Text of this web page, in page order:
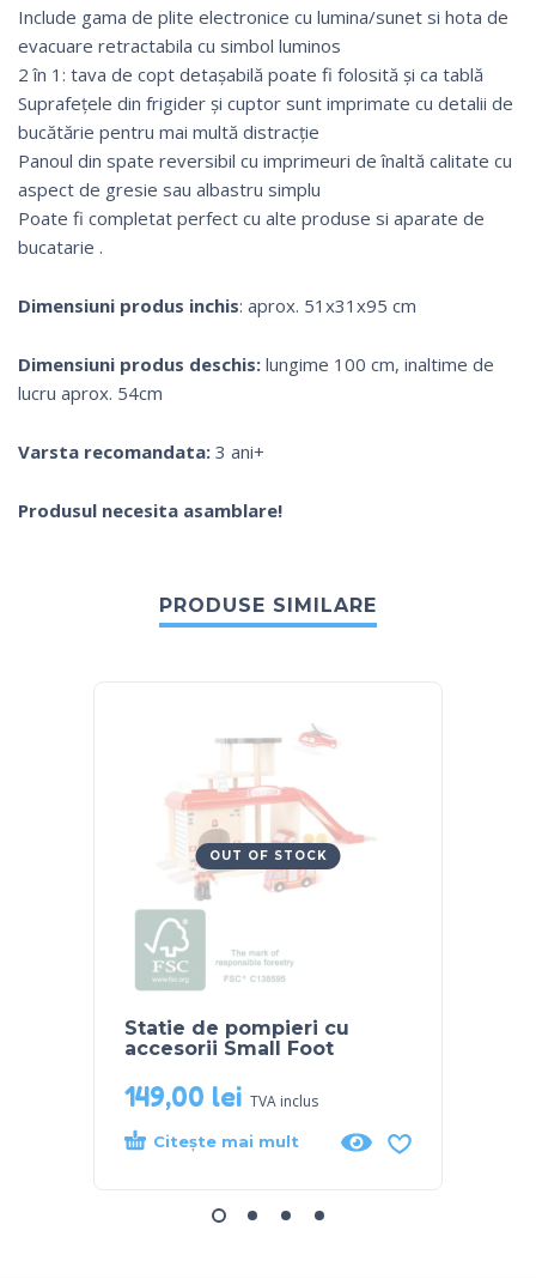
Include gama de plite electronice cu lumina/sunet si hota de
evacuare retractabila cu simbol luminos
2 în 1: tava de copt detașabilă poate fi folosită și ca tablă
Suprafețele din frigider și cuptor sunt imprimate cu detalii de
bucătărie pentru mai multă distracție
Panoul din spate reversibil cu imprimeuri de înaltă calitate cu
aspect de gresie sau albastru simplu
Poate fi completat perfect cu alte produse si aparate de
bucatarie .
Dimensiuni produs inchis: aprox. 51x31x95 cm
Dimensiuni produs deschis: lungime 100 cm, inaltime de
lucru aprox. 54cm
Varsta recomandata: 3 ani+
Produsul necesita asamblare!
PRODUSE SIMILARE
OUT OF STOCK
Statie de pompieri cu
accesorii Small Foot
149,00 lei TVA inclus
Citește mai mult